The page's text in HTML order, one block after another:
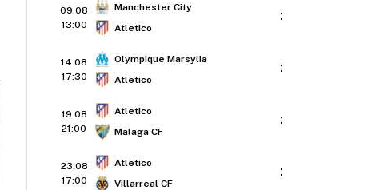
09.08
13:00
Manchester City
Atletico
:
14.08
17:30
Olympique Marsylia
Atletico
:
19.08
21:00
Atletico
Malaga CF
:
23.08
17:00
Atletico
Villarreal CF
: